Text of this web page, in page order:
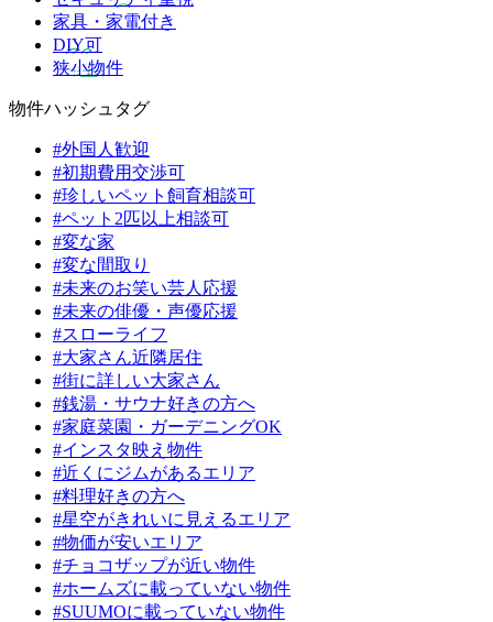
家具・家電付き
DIY可
狭小物件
物件ハッシュタグ
#外国人歓迎
#初期費用交渉可
#珍しいペット飼育相談可
#ペット2匹以上相談可
#変な家
#変な間取り
#未来のお笑い芸人応援
#未来の俳優・声優応援
#スローライフ
#大家さん近隣居住
#街に詳しい大家さん
#銭湯・サウナ好きの方へ
#家庭菜園・ガーデニングOK
#インスタ映え物件
#近くにジムがあるエリア
#料理好きの方へ
#星空がきれいに見えるエリア
#物価が安いエリア
#チョコザップが近い物件
#ホームズに載っていない物件
#SUUMOに載っていない物件